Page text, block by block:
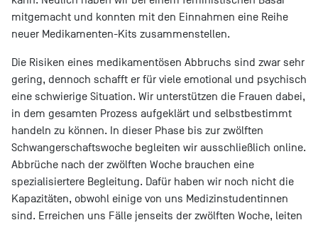
mitgemacht und konnten mit den Einnahmen eine Reihe
neuer Medikamenten-Kits zusammenstellen.
Die Risiken eines medikamentösen Abbruchs sind zwar sehr
gering, dennoch schafft er für viele emotional und psychisch
eine schwierige Situation. Wir unterstützen die Frauen dabei,
in dem gesamten Prozess aufgeklärt und selbstbestimmt
handeln zu können. In dieser Phase bis zur zwölften
Schwangerschaftswoche begleiten wir ausschließlich online.
Abbrüche nach der zwölften Woche brauchen eine
spezialisiertere Begleitung. Dafür haben wir noch nicht die
Kapazitäten, obwohl einige von uns Medizinstudentinnen
sind. Erreichen uns Fälle jenseits der zwölften Woche, leiten